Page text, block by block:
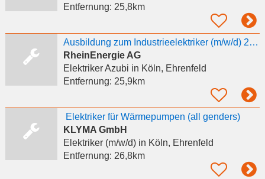
Entfernung: 25,8km
Ausbildung zum Industrieelektriker (m/w/d) 2027
RheinEnergie AG
Elektriker Azubi in Köln, Ehrenfeld
Entfernung: 25,9km
️ Elektriker für Wärmepumpen (all genders)
KLYMA GmbH
Elektriker (m/w/d)in Köln, Ehrenfeld
Entfernung: 26,8km